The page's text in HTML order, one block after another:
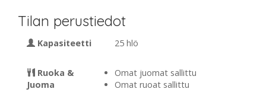
Tilan perustiedot
Kapasiteetti 25 hlö
Ruoka &
Juoma
Omat juomat sallittu
Omat ruoat sallittu